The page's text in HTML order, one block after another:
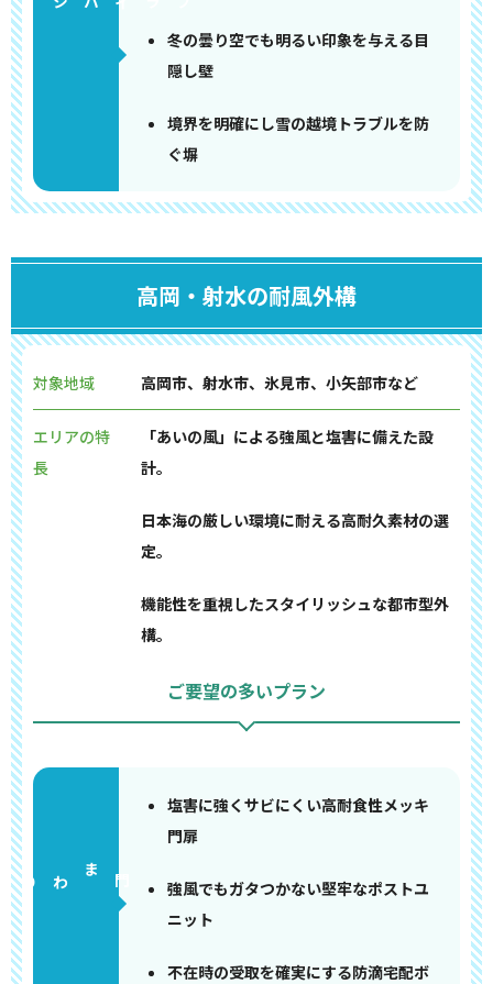
冬の曇り空でも明るい印象を与える目
隠し壁
境界を明確にし雪の越境トラブルを防
ぐ塀
高岡・射水の耐風外構
対象地域 高岡市、射水市、氷見市、小矢部市など
エリアの特
長
「あいの風」による強風と塩害に備えた設
計。
日本海の厳しい環境に耐える高耐久素材の選
定。
機能性を重視したスタイリッシュな都市型外
構。
ご要望の多いプラン
門まわり
塩害に強くサビにくい高耐食性メッキ
門扉
強風でもガタつかない堅牢なポストユ
ニット
不在時の受取を確実にする防滴宅配ボ